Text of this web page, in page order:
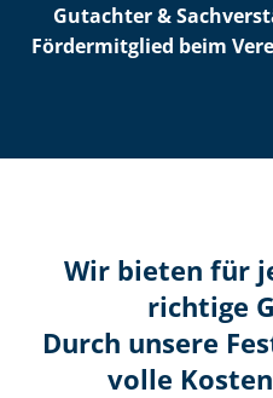
Gutachter &
Fördermitglied beim
Wir bieten für
richtige
Durch unsere
volle